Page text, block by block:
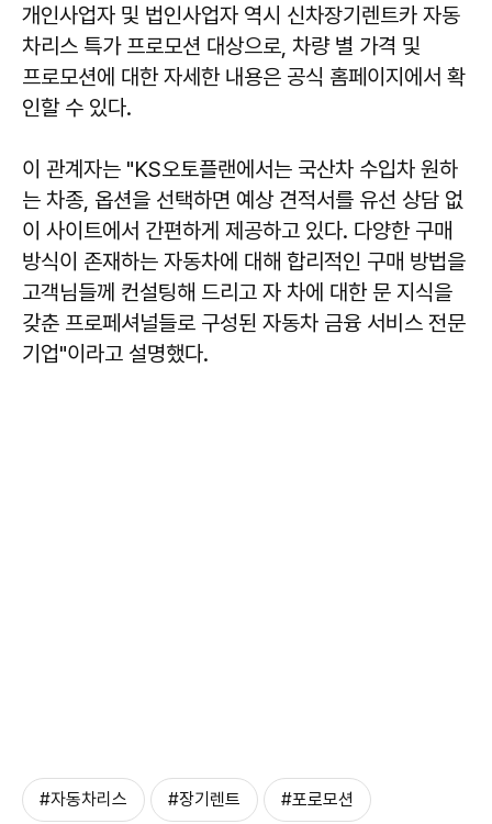
개인사업자 및 법인사업자 역시 신차장기렌트카 자동
차리스 특가 프로모션 대상으로, 차량 별 가격 및
프로모션에 대한 자세한 내용은 공식 홈페이지에서 확
인할 수 있다.
이 관계자는 "KS오토플랜에서는 국산차 수입차 원하
는 차종, 옵션을 선택하면 예상 견적서를 유선 상담 없
이 사이트에서 간편하게 제공하고 있다. 다양한 구매
방식이 존재하는 자동차에 대해 합리적인 구매 방법을
고객님들께 컨설팅해 드리고 자 차에 대한 문 지식을
갖춘 프로페셔널들로 구성된 자동차 금융 서비스 전문
기업"이라고 설명했다.
#자동차리스 #장기렌트 #포로모션